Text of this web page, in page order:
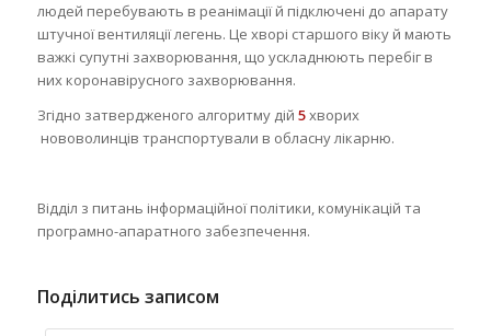
людей перебувають в реанімації й підключені до апарату
штучної вентиляції легень. Це хворі старшого віку й мають
важкі супутні захворювання, що ускладнюють перебіг в
них коронавірусного захворювання.
Згідно затвердженого алгоритму дій 5хворих
нововолинців транспортували в обласну лікарню.
Відділ з питань інформаційної політики, комунікацій та
програмно-апаратного забезпечення.
Поділитись записом